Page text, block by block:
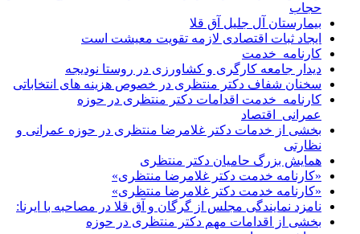
حجاب
بیمارستان آل جلیل آق قلا
ایجاد ثبات اقتصادی لازمه تقویت معیشت است
کارنامه_خدمت
دیدار جامعه کارگری و کشاورزی در روستا نودیجه
سخنان شفاف دکتر منتظری در خصوص هزینه های انتخاباتی
کارنامه_خدمت اقدامات دکتر منتظری در حوزه
عمرانی_اقتصاد
بخشی از خدمات دکتر غلامرضا منتظری در حوزه عمرانی و
نظارتی
همایش بزرگ حامیان دکتر منتظری
«کارنامه خدمت دکتر غلامرضا منتظری»
«کارنامه خدمت دکتر غلامرضا منتظری»
نامزد نمایندگی مجلس از گرگان و آق قلا در مصاحبه با ایرنا:
بخشی از اقدامات مهم دکتر منتظری در حوزه